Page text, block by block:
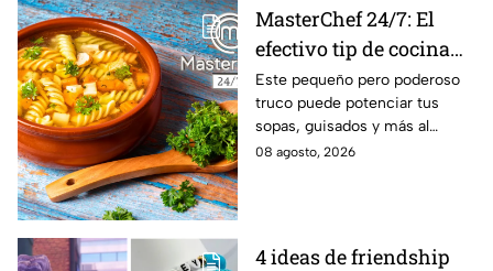
MasterChef 24/7: El
efectivo tip de cocina
de las abuelas para
darle sabor extra al
caldillo
Este pequeño pero poderoso
truco puede potenciar tus
sopas, guisados y más al
máximo.
08 agosto, 2026
4 ideas de friendship